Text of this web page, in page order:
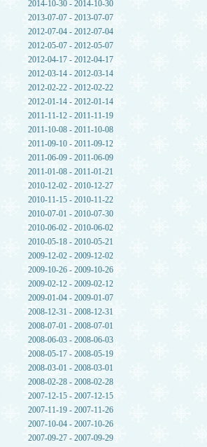
2014-10-30 - 2014-10-30
2013-07-07 - 2013-07-07
2012-07-04 - 2012-07-04
2012-05-07 - 2012-05-07
2012-04-17 - 2012-04-17
2012-03-14 - 2012-03-14
2012-02-22 - 2012-02-22
2012-01-14 - 2012-01-14
2011-11-12 - 2011-11-19
2011-10-08 - 2011-10-08
2011-09-10 - 2011-09-12
2011-06-09 - 2011-06-09
2011-01-08 - 2011-01-21
2010-12-02 - 2010-12-27
2010-11-15 - 2010-11-22
2010-07-01 - 2010-07-30
2010-06-02 - 2010-06-02
2010-05-18 - 2010-05-21
2009-12-02 - 2009-12-02
2009-10-26 - 2009-10-26
2009-02-12 - 2009-02-12
2009-01-04 - 2009-01-07
2008-12-31 - 2008-12-31
2008-07-01 - 2008-07-01
2008-06-03 - 2008-06-03
2008-05-17 - 2008-05-19
2008-03-01 - 2008-03-01
2008-02-28 - 2008-02-28
2007-12-15 - 2007-12-15
2007-11-19 - 2007-11-26
2007-10-04 - 2007-10-26
2007-09-27 - 2007-09-29